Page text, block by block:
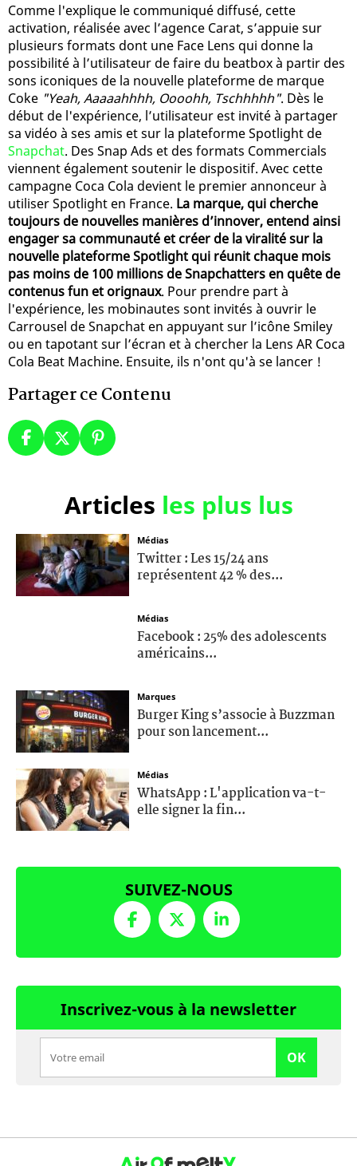
Comme l'explique le communiqué diffusé, cette
activation, réalisée avec l’agence Carat, s’appuie sur
plusieurs formats dont une Face Lens qui donne la
possibilité à l’utilisateur de faire du beatbox à partir des
sons iconiques de la nouvelle plateforme de marque
Coke "Yeah, Aaaaahhhh, Oooohh, Tschhhhh". Dès le
début de l'expérience, l’utilisateur est invité à partager
sa vidéo à ses amis et sur la plateforme Spotlight de
Snapchat. Des Snap Ads et des formats Commercials
viennent également soutenir le dispositif. Avec cette
campagne Coca Cola devient le premier annonceur à
utiliser Spotlight en France. La marque, qui cherche
toujours de nouvelles manières d’innover, entend ainsi
engager sa communauté et créer de la viralité sur la
nouvelle plateforme Spotlight qui réunit chaque mois
pas moins de 100 millions de Snapchatters en quête de
contenus fun et orignaux. Pour prendre part à
l'expérience, les mobinautes sont invités à ouvrir le
Carrousel de Snapchat en appuyant sur l’icône Smiley
ou en tapotant sur l’écran et à chercher la Lens AR Coca
Cola Beat Machine. Ensuite, ils n'ont qu'à se lancer !
Partager ce Contenu
Articles les plus lus
Médias
Twitter : Les 15/24 ans
représentent 42 % des...
Médias
Facebook : 25% des adolescents
américains...
Marques
Burger King s’associe à Buzzman
pour son lancement...
Médias
WhatsApp : L'application va-t-
elle signer la fin...
SUIVEZ-NOUS
Inscrivez-vous à la newsletter
OK